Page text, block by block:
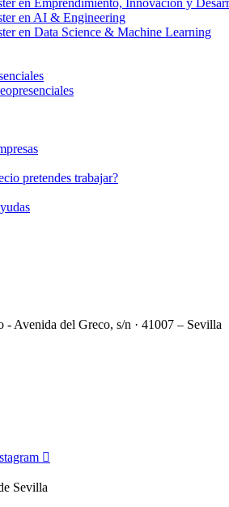
en Emprendimiento, Innovación y
en AI & Engineering
en Data Science & Machine Learning
pretendes trabajar?
- Avenida del Greco, s/n · 41007 – Sevilla